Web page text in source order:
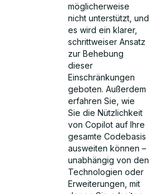
möglicherweise
nicht unterstützt, und
es wird ein klarer,
schrittweiser Ansatz
zur Behebung
dieser
Einschränkungen
geboten. Außerdem
erfahren Sie, wie
Sie die Nützlichkeit
von Copilot auf Ihre
gesamte Codebasis
ausweiten können –
unabhängig von den
Technologien oder
Erweiterungen, mit